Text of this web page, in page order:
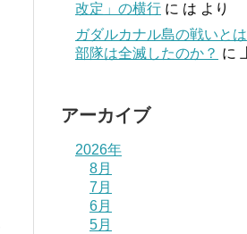
改定」の横行 に は より
ガダルカナル島の戦いと
部隊は全滅したのか？ に
アーカイブ
2026年
8月
7月
6月
5月